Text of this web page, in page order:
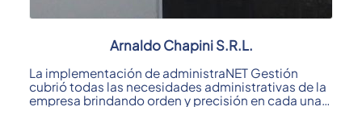
Arnaldo Chapini S.R.L.
La implementación de administraNET Gestión
cubrió todas las necesidades administrativas de la
empresa brindando orden y precisión en cada una